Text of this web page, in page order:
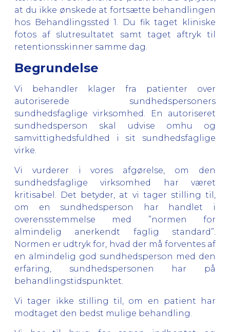
at du ikke ønskede at fortsætte behandlingen
hos Behandlingssted 1. Du fik taget kliniske
fotos af slutresultatet samt taget aftryk til
retentionsskinner samme dag.
Begrundelse
Vi behandler klager fra patienter over
autoriserede sundhedspersoners
sundhedsfaglige virksomhed. En autoriseret
sundhedsperson skal udvise omhu og
samvittighedsfuldhed i sit sundhedsfaglige
virke.
Vi vurderer i vores afgørelse, om den
sundhedsfaglige virksomhed har været
kritisabel. Det betyder, at vi tager stilling til,
om en sundhedsperson har handlet i
overensstemmelse med ”normen for
almindelig anerkendt faglig standard”.
Normen er udtryk for, hvad der må forventes af
en almindelig god sundhedsperson med den
erfaring, sundhedspersonen har på
behandlingstidspunktet.
Vi tager ikke stilling til, om en patient har
modtaget den bedst mulige behandling.